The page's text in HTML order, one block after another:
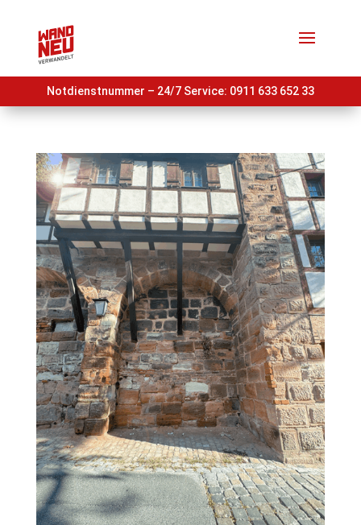
Notdienstnummer – 24/7 Service: 0911 633 652 33